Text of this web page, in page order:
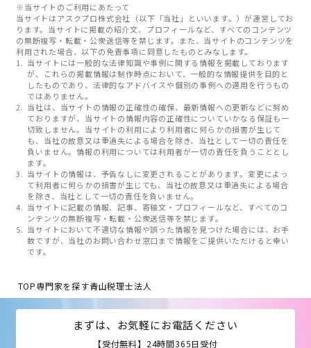
※当サイトのご利用にあたって
当サイトはアスクプロ株式会社（以下「当社」といいます。）が運営してお
ります。当サイトに掲載の紹介文、プロフィールなど、すべてのコンテンツ
の無断複写・転載・公衆送信等を禁じます。また、当サイトのコンテンツを
利用された場合、以下の免責事項に同意したものとみなします。
当サイトには一般的な法律知識や事例に関する情報を掲載しております
が、これらの掲載情報は制作時点において、一般的な情報提供を目的と
したものであり、法律的なアドバイスや個別の事例への適用を行うもの
ではありません。
当社は、当サイトの情報の正確性の確保、最新情報への更新などに努め
ておりますが、当サイトの情報内容の正確性についていかなる保証も一
切致しません。当サイトの利用により利用者に何らかの損害が生じて
も、当社の故意又は重過失による場合を除き、当社として一切の責任を
負いません。情報の利用については利用者が一切の責任を負うこととし
ます。
当サイトの情報は、予告なしに変更されることがあります。変更によっ
て利用者に何らかの損害が生じても、当社の故意又は重過失による場合
を除き、当社として一切の責任を負いません。
当サイトに記載の情報、記事、寄稿文・プロフィールなど、すべてのコ
ンテンツの無断複写・転載・公衆送信等を禁じます。
当サイトにおいて不適切な情報や誤った情報を見つけた場合には、お手
数ですが、当社のお問い合わせ窓口まで情報をご提供いただけると幸い
です。
TOP専門家を探す青山税理士法人
まずは、お気軽にお電話ください
【受付無料】24時間365日受付